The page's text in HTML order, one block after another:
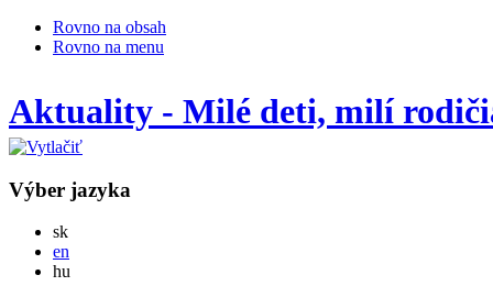
Rovno na obsah
Rovno na menu
Aktuality - Milé deti, milí
Výber jazyka
skSlovensky
en
hu